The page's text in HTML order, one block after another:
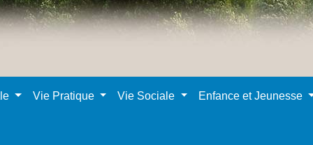
Vie Pratique Vie Sociale Enfance et Jeunesse